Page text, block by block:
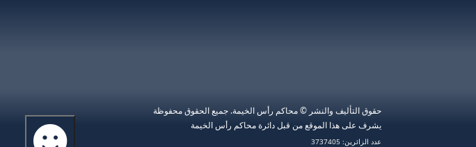
حقوق التأليف والنشر © محاكم رأس الخيمة. جميع الحقوق محفوظة
يشرف على هذا الموقع من قبل دائرة محاكم رأس الخيمة
عدد الزائرين: 3737405